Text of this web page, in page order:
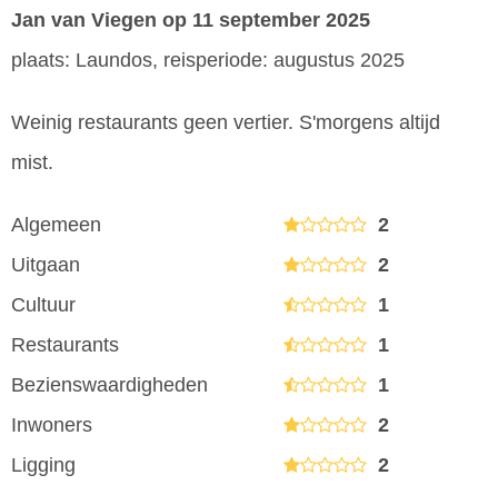
Jan van Viegen op 11 september 2025
plaats: Laundos, reisperiode: augustus 2025
Weinig restaurants geen vertier. S'morgens altijd
mist.
Algemeen
2
Uitgaan
2
Cultuur
1
Restaurants
1
Bezienswaardigheden
1
Inwoners
2
Ligging
2